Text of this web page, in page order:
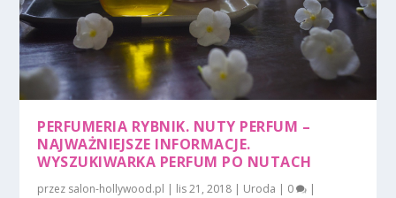
PERFUMERIA RYBNIK. NUTY PERFUM –
NAJWAŻNIEJSZE INFORMACJE.
WYSZUKIWARKA PERFUM PO NUTACH
przez salon-hollywood.pl | lis 21, 2018 | Uroda | 0 |